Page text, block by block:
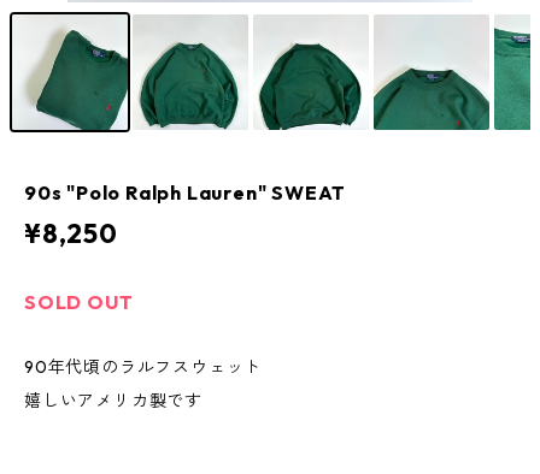
90s "Polo Ralph Lauren" SWEAT
¥8,250
SOLD OUT
90年代頃のラルフスウェット
嬉しいアメリカ製です